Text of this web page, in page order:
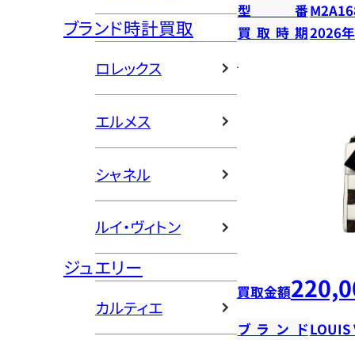
ブランド時計買取
ロレックス
エルメス
シャネル
ルイ・ヴィトン
ジュエリー
カルティエ
型番
買取時期2026
買取金額
ブランドLOUIS